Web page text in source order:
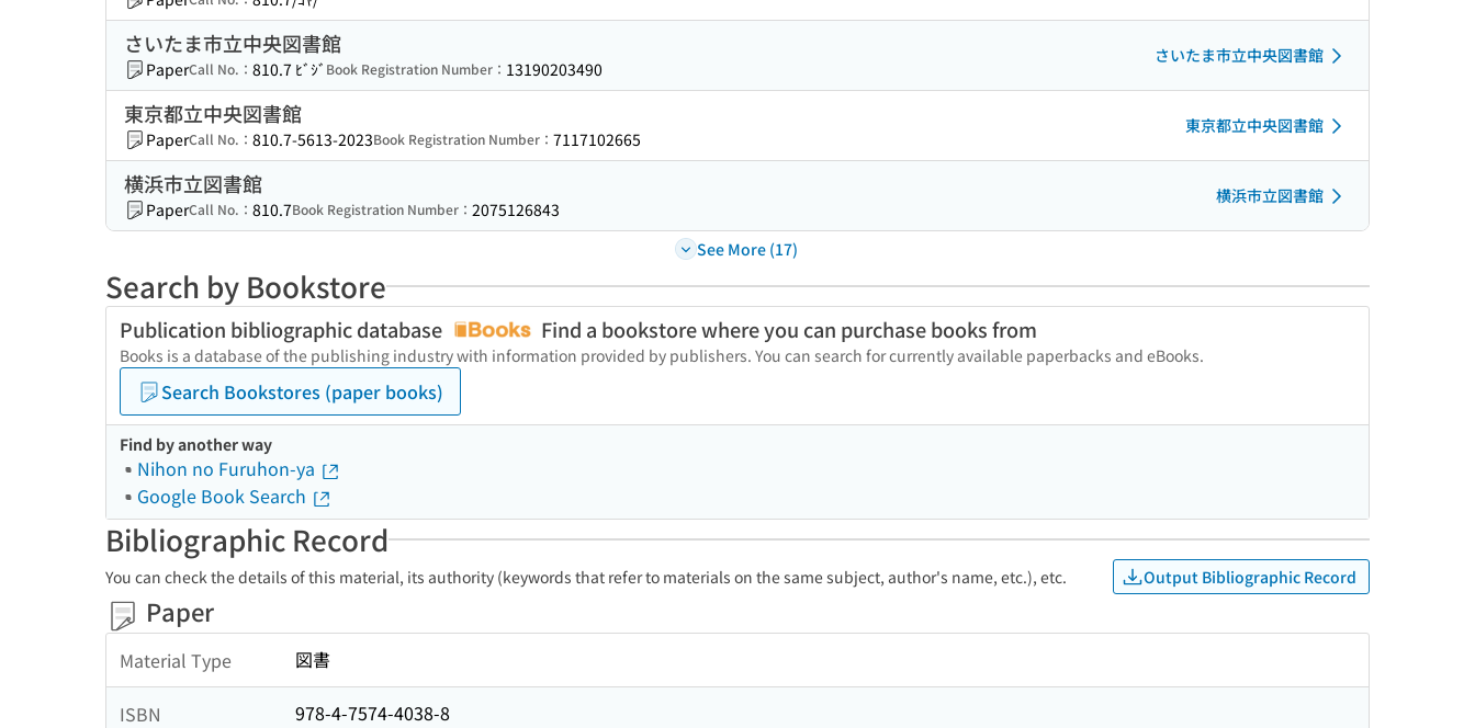
さいたま市立中央図書館
PaperCall No.： 810.7 ﾋﾞｼﾞ Book Registration Number： 13190203490
さいたま市立中央図書館
東京都立中央図書館
PaperCall No.： 810.7-5613-2023Book Registration Number： 7117102665
東京都立中央図書館
横浜市立図書館
PaperCall No.： 810.7Book Registration Number： 2075126843
横浜市立図書館
See More (17)
Search by Bookstore
Publication bibliographic database Find a bookstore where you can purchase books from
Books is a database of the publishing industry with information provided by publishers. You can search for currently available paperbacks and eBooks.
Search Bookstores (paper books)
Find by another way
Nihon no Furuhon-ya
Google Book Search
Bibliographic Record
You can check the details of this material, its authority (keywords that refer to materials on the same subject, author's name, etc.), etc. Output Bibliographic Record
Paper
Material Type 図書
ISBN 978-4-7574-4038-8